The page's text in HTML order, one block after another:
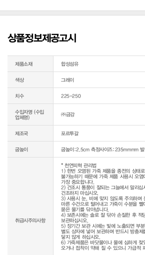
상품정보제공고시
제품소재 합성섬유
색상 그레이
치수 225-250
수입자명 (수입
업체명)
㈜금강
제조국 포르투갈
굽높이 굽높이:2.5cm 측정사이즈:235mmmm
취급시주의사항
* 천연피혁 관리법
1) 한번 오염된 가죽 제품을 종전의 상태
불가능하기 때문에 가죽 제품 사용시 오
가장 중요합니다.
2) 건조시 통풍이 잘되는 그늘에서 말리십
건조하지 마십시오.
3) 사용시 눈, 비에 맞지 않도록 주의하며
마른 수건으로 털어내고 가죽이 수분을 빨
묻은 물기를 닦아냅니다.
4) 보존시에는 솔로 잘 닦아 손질한 후 적
보관하십시오.
5) 장기간 보관 시에는 빛에 노출되면 부
별도 상자에 넣어 보관하며 반드시 방충
닿지 않게 하십시오.
6) 가죽제품은 바닷물이나 물에 심하게 젖
오거나 접착이 약해 질 수 있으니 가급적